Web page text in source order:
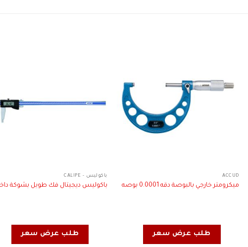
ACCUD
ميكرومتر خارجي بالبوصة دقه 0.0001 بوصه
طلب عرض سعر
باكوليس - CALIPE
باكوليس ديجيتال فك طويل بشوكة
طلب عرض سعر